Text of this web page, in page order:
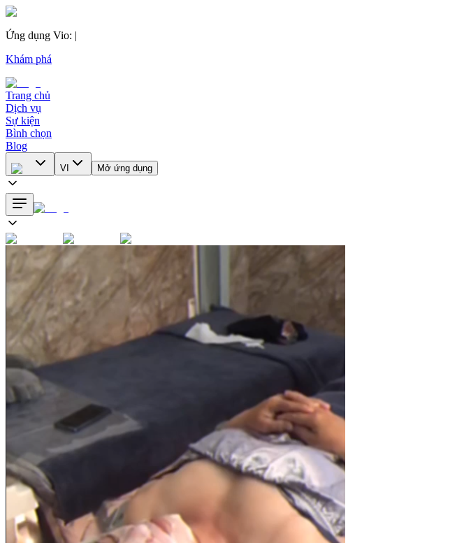
Ứng dụng Vio: |
Khám phá
Trang chủ
Dịch vụ
Sự kiện
Bình chọn
Blog
VI Mở ứng dụng